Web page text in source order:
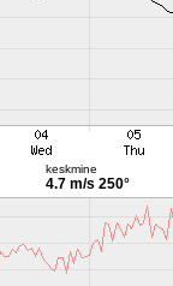
keskmine
4.7 m/s 250°